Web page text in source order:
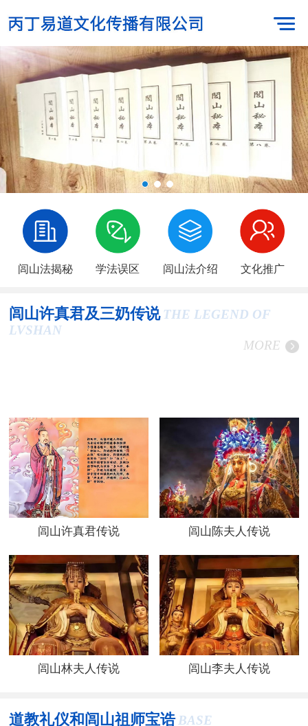
闾山法揭秘 学法误区 闾山法介绍 文化推广
闾山许真君及三奶传说 THE LEGEND OF
LVSHAN
MORE
闾山许真君传说 闾山陈夫人传说
闾山林夫人传说 闾山李夫人传说
道教礼仪和闾山祖师宝诰 BASE